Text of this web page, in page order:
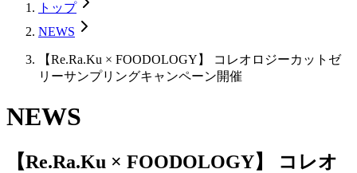
トップ
NEWS
【Re.Ra.Ku × FOODOLOGY】 コレオロジーカットゼ
リーサンプリングキャンペーン開催
NEWS
【Re.Ra.Ku × FOODOLOGY】 コレオ